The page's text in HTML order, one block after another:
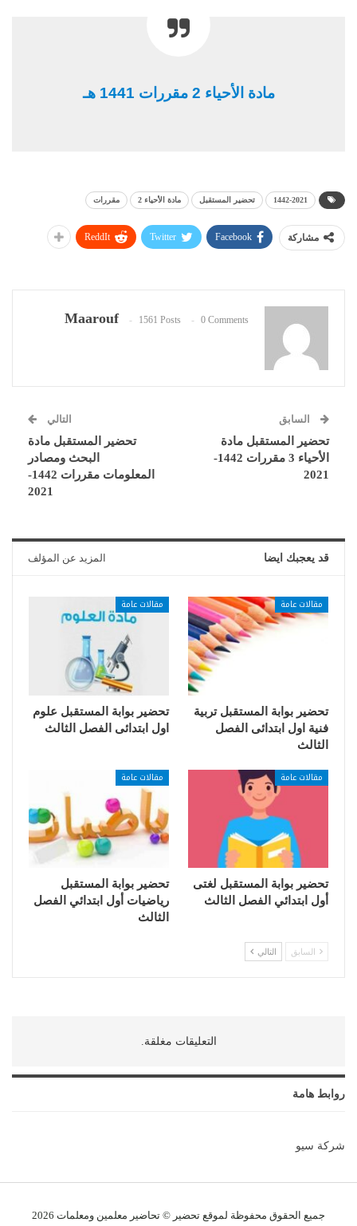
مادة الأحياء 2 مقررات 1441 هـ
1442-2021 تحضير المستقبل مادة الأحياء 2 مقررات
مشاركة Facebook
Twitter
ReddIt
Maarouf 1561 Posts 0 Comments
السابق
تحضير المستقبل مادة
الأحياء 3 مقررات 1442-
2021
التالي
تحضير المستقبل مادة
البحث ومصادر
المعلومات مقررات 1442-
2021
قد يعجبك ايضا المزيد عن المؤلف
مقالات عامة
تحضير بوابة المستقبل تربية
فنية اول ابتدائى الفصل
الثالث
مقالات عامة
تحضير بوابة المستقبل علوم
اول ابتدائى الفصل الثالث
مقالات عامة
تحضير بوابة المستقبل لغتى
أول ابتدائي الفصل الثالث
مقالات عامة
تحضير بوابة المستقبل
رياضيات أول ابتدائي الفصل
الثالث
السابق التالي
التعليقات مغلقة.
روابط هامة
شركة سيو
جميع الحقوق محفوظة لموقع تحضير © تحاضير معلمين ومعلمات